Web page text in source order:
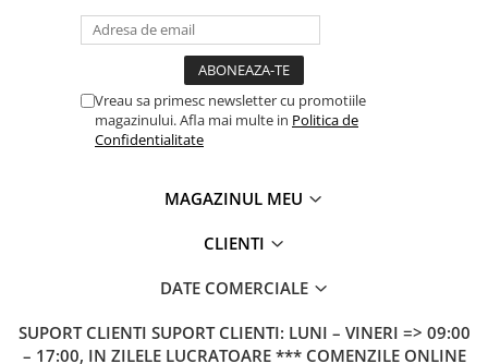
Vreau sa primesc newsletter cu promotiile
magazinului. Afla mai multe in Politica de
Confidentialitate
MAGAZINUL MEU
CLIENTI
DATE COMERCIALE
SUPORT CLIENTI SUPORT CLIENTI: LUNI – VINERI => 09:00
– 17:00, IN ZILELE LUCRATOARE *** COMENZILE ONLINE